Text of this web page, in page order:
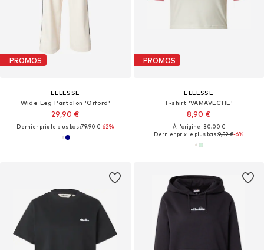
PROMOS
ELLESSE
Wide Leg Pantalon 'Orford'
29,90 €
Dernier prix le plus bas :79,90 €-62%
PROMOS
ELLESSE
T-shirt 'VAMAVECHE'
8,90 €
À l'origine : 30,00 €
Dernier prix le plus bas :9,52 €-6%